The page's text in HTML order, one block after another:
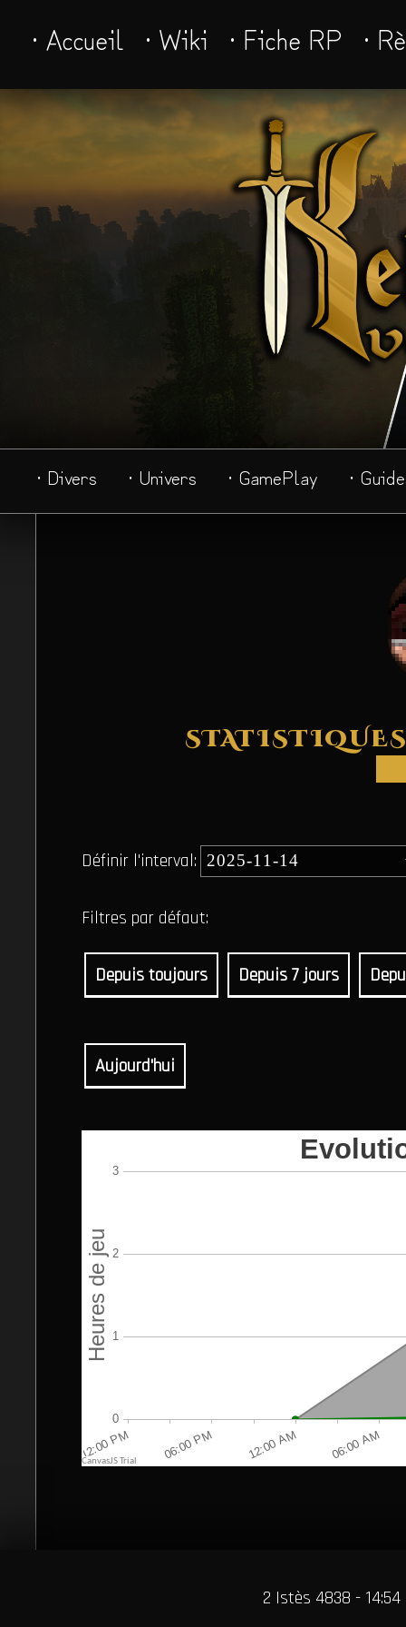
· Accueil · Wiki · Fiche RP ·
· Divers · Univers · GamePlay ·
Définir l'interval:
Filtres par défaut:
Depuis toujours Depuis 7 jours
Aujourd'hui
2 Istès 4838 - 14:54